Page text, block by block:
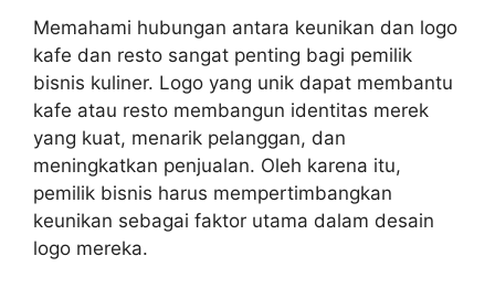
Memahami hubungan antara keunikan dan logo
kafe dan resto sangat penting bagi pemilik
bisnis kuliner. Logo yang unik dapat membantu
kafe atau resto membangun identitas merek
yang kuat, menarik pelanggan, dan
meningkatkan penjualan. Oleh karena itu,
pemilik bisnis harus mempertimbangkan
keunikan sebagai faktor utama dalam desain
logo mereka.